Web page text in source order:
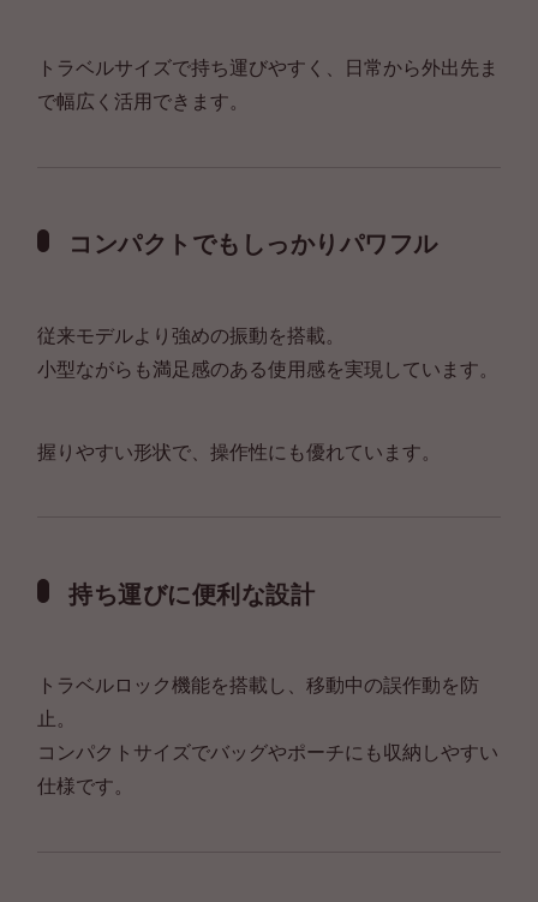
トラベルサイズで持ち運びやすく、日常から外出先ま
で幅広く活用できます。
コンパクトでもしっかりパワフル
従来モデルより強めの振動を搭載。
小型ながらも満足感のある使用感を実現しています。
握りやすい形状で、操作性にも優れています。
持ち運びに便利な設計
トラベルロック機能を搭載し、移動中の誤作動を防
止。
コンパクトサイズでバッグやポーチにも収納しやすい
仕様です。